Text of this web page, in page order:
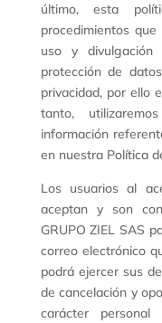
último, esta
procedimientos
uso y divulgación
protección de
privacidad, por ello
tanto,
información
en nuestra Política
Los usuarios al
aceptan y son
GRUPO ZIEL SAS
correo electrónico
podrá ejercer sus
de cancelación y
carácter personal